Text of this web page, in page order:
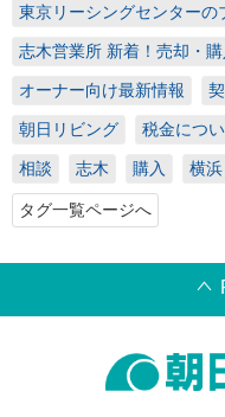
東京リーシングセンターの
志木営業所 新着！売却・
オーナー向け最新情報
朝日リビング 税金につ
相談 志木 購入 横浜
タグ一覧ページへ